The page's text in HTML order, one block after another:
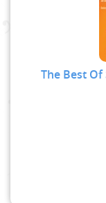
The Best Of